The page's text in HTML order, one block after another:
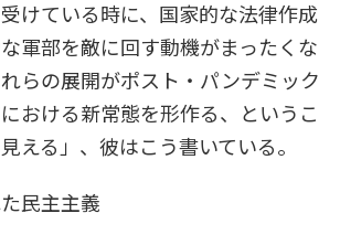
けている時に、国家的な法律作成
軍部を敵に回す動機がまったくな
らの展開がポスト・パンデミック
おける新常態を形作る、というこ
える」、彼はこう書いている。
民主主義